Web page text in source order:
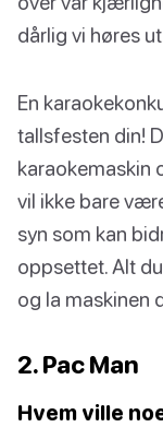
dårlig vi høres
En
tallsfesten din!
karaokemaskin
vil ikke bare
syn som kan
oppsettet. Alt
og la maskinen
2. Pac Man
Hvem ville